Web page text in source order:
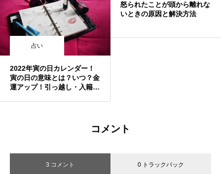
占い
2022年寅の日カレンダー！
寅の日の意味とは？いつ？金
運アップ！引っ越し・入籍・
怒られたことが頭から離れな
いときの原因と解決方法
コメント
3 コメント 0 トラックバック